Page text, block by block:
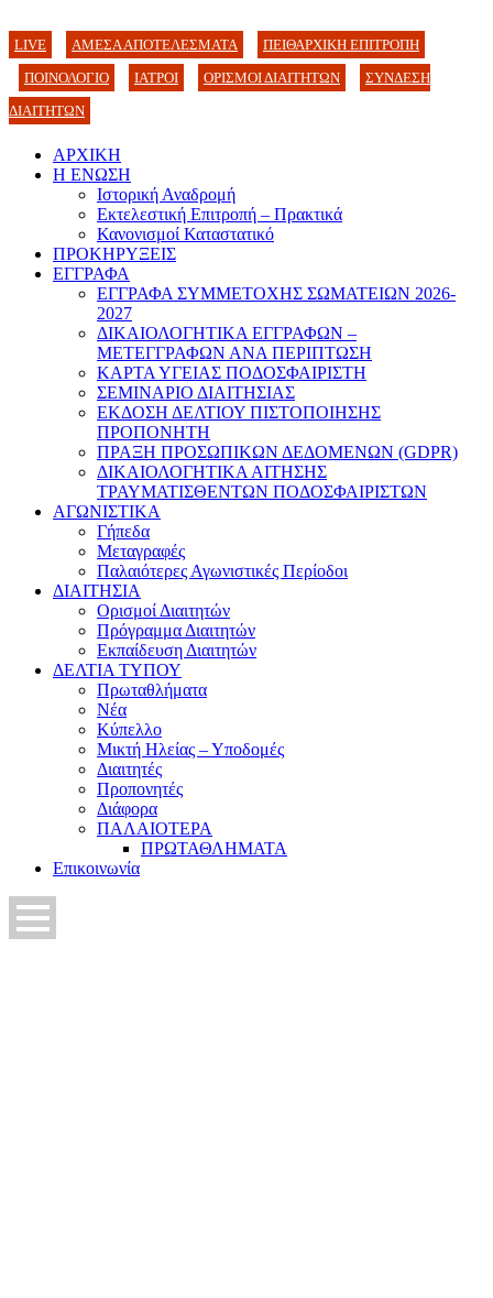
LIVE ΑΜΕΣΑ ΑΠΟΤΕΛΕΣΜΑΤΑ
ΠΕΙΘΑΡΧΙΚΗ ΕΠΙΤΡΟΠΗ
ΠΟΙΝΟΛΟΓΙΟ
ΙΑΤΡΟΙ ΟΡΙΣΜΟΙ ΔΙΑΙΤΗΤΩΝ
ΣΥΝΔΕΣΗ
ΔΙΑΙΤΗΤΩΝ
ΑΡΧΙΚΗ
Η ΕΝΩΣΗ
Ιστορική Αναδρομή
Εκτελεστική Επιτροπή – Πρακτικά
Κανονισμοί Καταστατικό
ΠΡΟΚΗΡΥΞΕΙΣ
ΕΓΓΡΑΦΑ
ΕΓΓΡΑΦΑ ΣΥΜΜΕΤΟΧΗΣ ΣΩΜΑΤΕΙΩΝ 2026-
2027
ΔΙΚΑΙΟΛΟΓΗΤΙΚΑ ΕΓΓΡΑΦΩΝ –
ΜΕΤΕΓΓΡΑΦΩΝ ΑΝΑ ΠΕΡΙΠΤΩΣΗ
ΚΑΡΤΑ ΥΓΕΙΑΣ ΠΟΔΟΣΦΑΙΡΙΣΤΗ
ΣΕΜΙΝΑΡΙΟ ΔΙΑΙΤΗΣΙΑΣ
ΕΚΔΟΣΗ ΔΕΛΤΙΟΥ ΠΙΣΤΟΠΟΙΗΣΗΣ
ΠΡΟΠΟΝΗΤΗ
ΠΡΑΞΗ ΠΡΟΣΩΠΙΚΩΝ ΔΕΔΟΜΕΝΩΝ (GDPR)
ΔΙΚΑΙΟΛΟΓΗΤΙΚΑ ΑΙΤΗΣΗΣ
ΤΡΑΥΜΑΤΙΣΘΕΝΤΩΝ ΠΟΔΟΣΦΑΙΡΙΣΤΩΝ
ΑΓΩΝΙΣΤΙΚΑ
Γήπεδα
Μεταγραφές
Παλαιότερες Αγωνιστικές Περίοδοι
ΔΙΑΙΤΗΣΙΑ
Ορισμοί Διαιτητών
Πρόγραμμα Διαιτητών
Εκπαίδευση Διαιτητών
ΔΕΛΤΙΑ ΤΥΠΟΥ
Πρωταθλήματα
Νέα
Κύπελλο
Μικτή Ηλείας – Υποδομές
Διαιτητές
Προπονητές
Διάφορα
ΠΑΛΑΙΟΤΕΡΑ
ΠΡΩΤΑΘΛΗΜΑΤΑ
Επικοινωνία